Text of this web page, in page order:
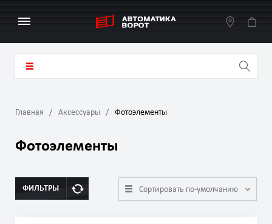
Главная Аксессуары Фотоэлементы
Фотоэлементы
ФИЛЬТРЫ Сортировать по-умолчанию